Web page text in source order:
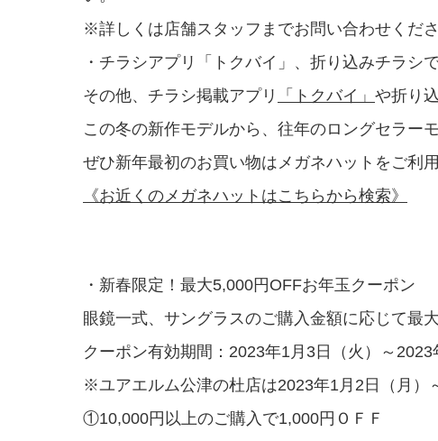
※詳しくは店舗スタッフまでお問い合わせくださ
・チラシアプリ「トクバイ」、折り込みチラシ
その他、チラシ掲載アプリ
「トクバイ」 や折り
この冬の新作モデルから、往年のロングセラー
ぜひ新年最初のお買い物はメガネハットをご利用
《お近くのメガネハットはこちらから検索》
・新春限定！最大5,000円OFFお年玉クーポン
眼鏡一式、サングラスのご購入金額に応じて最
クーポン有効期間：2023年1月3日（火）～2023
※ユアエルム公津の杜店は2023年1月2日（月）
①10,000円以上のご購入で1,000円ＯＦＦ